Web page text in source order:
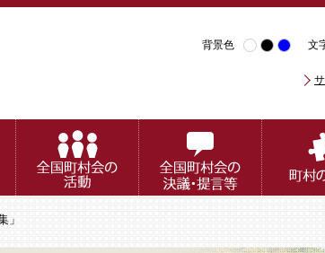
背景色 文
」